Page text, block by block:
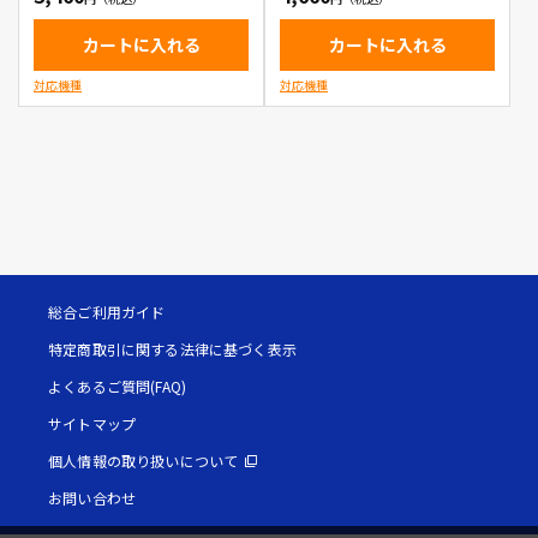
カートに入れる
対応機種
カートに入れる
対応機種
総合ご利用ガイド
特定商取引に関する法律に基づく表示
よくあるご質問(FAQ)
サイトマップ
個人情報の取り扱いについて
お問い合わせ